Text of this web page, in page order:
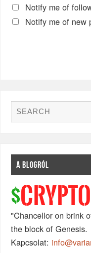
Notify me of
Notify me of new
A BLOGRÓL
$CRYPTO
"Chancellor on brink
the block of Genesis.
Kapcsolat: